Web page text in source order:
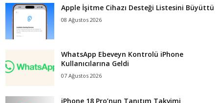
Apple İşitme Cihazı Desteği Listesini Büyüttü
08 Ağustos 2026
WhatsApp Ebeveyn Kontrolü iPhone
Kullanıcılarına Geldi
07 Ağustos 2026
iPhone 18 Pro’nun Tanıtım Takvimi